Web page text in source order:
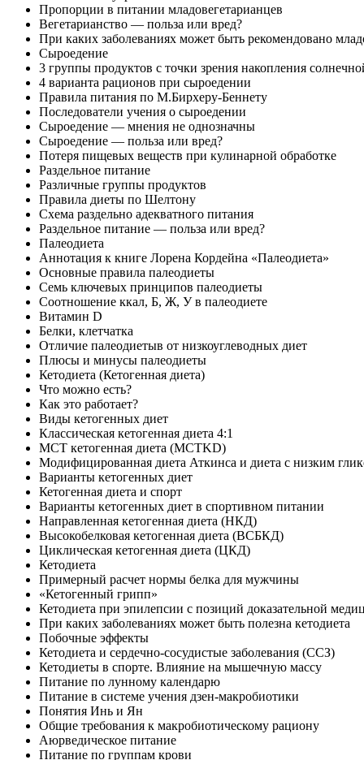
Пропорции в питании младовегетарианцев
Вегетарианство — польза или вред?
При каких заболева­ниях может быть рекомендовано
Сыроедение
3 группы продуктов с точки зрения накопления
4 варианта рационов при сыроедении
Правила питания по М.Бирхеру-Беннету
Последователи учения о сыроедении
Сыроедение — мнения не однозначны
Сыроедение — польза или вред?
Потеря пищевых веществ при кулинарной обработке
Раздельное питание
Различные группы продуктов
Правила диеты по Шелтону
Схема раздельно адекватного питания
Раздельное питание — польза или вред?
Палеодиета
Аннотация к книге Лорена Кордейна «Палеодиета»
Основные правила палеодиеты
Семь ключевых принципов палеодиеты
Соотношение ккал, Б, Ж, У в палеодиете
Витамин D
Белки, клетчатка
Отличие палеодиетыв от низкоуглеводных диет
Плюсы и минусы палеодиеты
Кетодиета (Кетогенная диета)
Что можно есть?
Как это работает?
Виды кетогенных диет
Классическая кетогенная диета 4:1
МСТ кетогенная диета (MCTKD)
Модифицированная диета Аткинса и диета с низким
Варианты кетогенных диет
Кетогенная диета и спорт
Варианты кетогенных диет в спортивном питании
Направленная кетогенная диета (НКД)
Высокобелковая кетогенная диета (ВСБКД)
Циклическая кетогенная диета (ЦКД)
Кетодиета
Примерный расчет нормы белка для мужчины
«Кетогенный грипп»
Кетодиета при эпилепсии с позиций доказательной
При каких заболева­ниях может быть полезна кетодиета
Побочные эффекты
Кетодиета и сердечно-сосудистые заболева­ния (ССЗ)
Кетодиеты в спорте. Влияние на мышечную массу
Питание по лунному календарю
Питание в системе учения дзен-макробиотики
Понятия Инь и Ян
Общие требования к макробиотическому рациону
Аюрведическое питание
Питание по группам крови